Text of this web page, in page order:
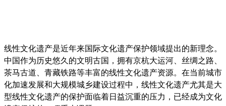
线性文化遗产是近年来国际文化遗产保护领域提出的新理念。
中国作为历史悠久的文明古国，拥有京杭大运河、丝绸之路、
茶马古道、青藏铁路等丰富的线性文化遗产资源。在当前城市
化加速发展和大规模城乡建设过程中，线性文化遗产尤其是大
型线性文化遗产的保护面临着日益沉重的压力，已经成为文化